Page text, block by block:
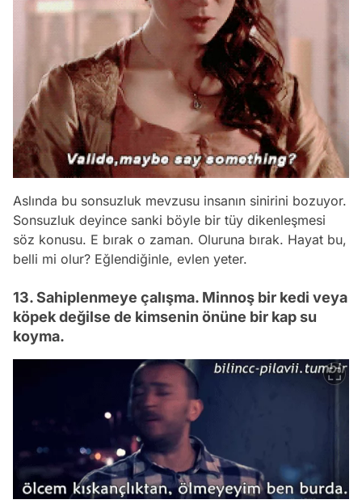
Aslında bu sonsuzluk mevzusu insanın sinirini bozuyor.
Sonsuzluk deyince sanki böyle bir tüy dikenleşmesi
söz konusu. E bırak o zaman. Oluruna bırak. Hayat bu,
belli mi olur? Eğlendiğinle, evlen yeter.
13. Sahiplenmeye çalışma. Minnoş bir kedi veya
köpek değilse de kimsenin önüne bir kap su
koyma.